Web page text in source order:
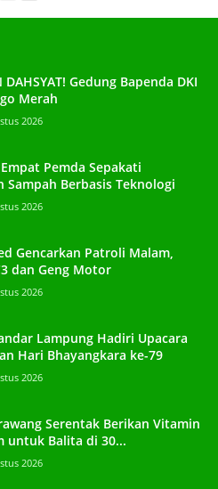
DAHSYAT! Gedung Bapenda DKI
Merah
2026
Pemda Sepakati
Sampah Berbasis Teknologi
2026
Gencarkan Patroli Malam,
dan Geng Motor
2026
Lampung Hadiri Upacara
Hari Bhayangkara ke-79
2026
Serentak Berikan Vitamin
untuk Balita di 30...
2026